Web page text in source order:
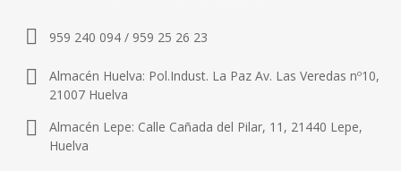
959 240 094 / 959 25 26 23
Almacén Huelva: Pol.Indust. La Paz Av. Las Veredas nº10,
21007 Huelva
Almacén Lepe: Calle Cañada del Pilar, 11, 21440 Lepe,
Huelva